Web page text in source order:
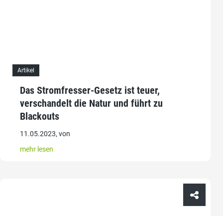
Artikel
Das Stromfresser-Gesetz ist teuer,
verschandelt die Natur und führt zu
Blackouts
11.05.2023, von
mehr lesen